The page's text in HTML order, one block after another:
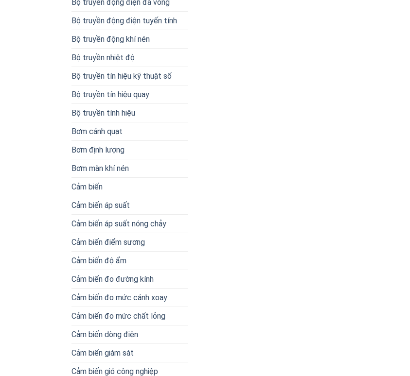
Bộ truyền động điện đa vòng
Bộ truyền động điện tuyến tính
Bộ truyền động khí nén
Bộ truyền nhiệt độ
Bộ truyền tín hiệu kỹ thuật số
Bộ truyền tín hiệu quay
Bộ truyền tính hiệu
Bơm cánh quạt
Bơm định lượng
Bơm màn khí nén
Cảm biến
Cảm biến áp suất
Cảm biến áp suất nóng chảy
Cảm biến điểm sương
Cảm biến độ ẩm
Cảm biến đo đường kính
Cảm biến đo mức cánh xoay
Cảm biến đo mức chất lỏng
Cảm biến dòng điện
Cảm biến giám sát
Cảm biến gió công nghiệp